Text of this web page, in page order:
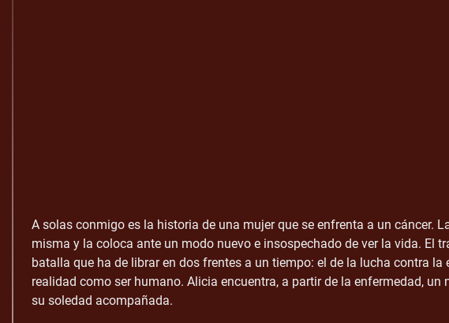
A solas conmigo es la historia de una mujer que se enfrenta a un cáncer.
misma y la coloca ante un modo nuevo e insospechado de ver la vida. El
batalla que ha de librar en dos frentes a un tiempo: el de la lucha contra
realidad como ser humano. Alicia encuentra, a partir de la enfermedad, un
su soledad acompañada.